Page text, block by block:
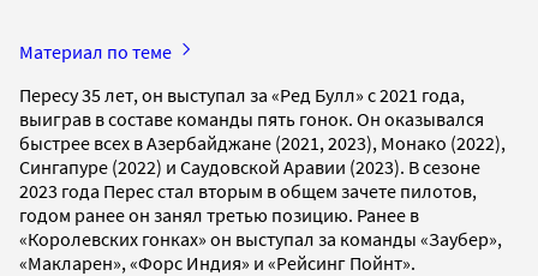
Материал по теме
Пересу 35 лет, он выступал за «Ред Булл» с 2021 года,
выиграв в составе команды пять гонок. Он оказывался
быстрее всех в Азербайджане (2021, 2023), Монако (2022),
Сингапуре (2022) и Саудовской Аравии (2023). В сезоне
2023 года Перес стал вторым в общем зачете пилотов,
годом ранее он занял третью позицию. Ранее в
«Королевских гонках» он выступал за команды «Заубер»,
«Макларен», «Форс Индия» и «Рейсинг Пойнт».